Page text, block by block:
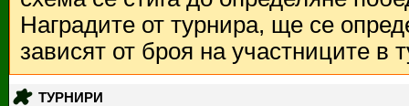
Наградите от турнира, ще се
зависят от броя на участниците в
ТУРНИРИ